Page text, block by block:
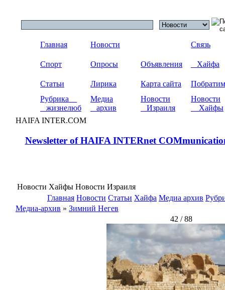
Главная Новости Связь
Спорт Опросы Объявления Хайфа
Статьи Лирика Карта сайта
Рубрика
жизнелюб
Медиа
архив
Новости
Израиля
Новости
Хайфы
HAIFA INTER.COM
Newsletter of HAIFA INTERnet
Новости Хайфы Новости Израиля
Главная Новости Статьи Хайфа Медиа архив
Медиа-архив » Зимний Негев
42 / 88